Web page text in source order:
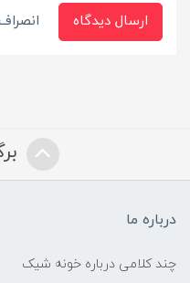
ارسال دیدگاه
درباره ما
چند کلامی درباره خونه شیک